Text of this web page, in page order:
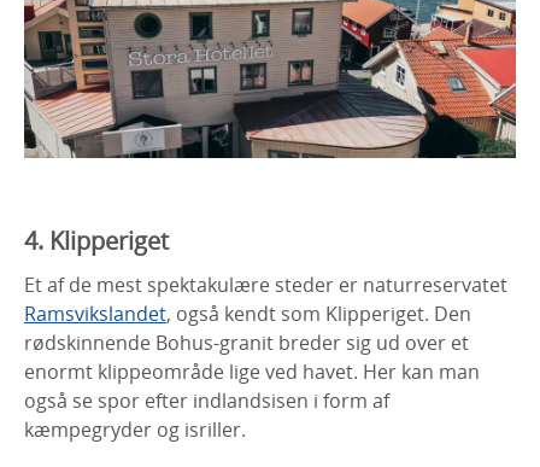
4. Klipperiget
Et af de mest spektakulære steder er naturreservatet
Ramsvikslandet, også kendt som Klipperiget. Den
rødskinnende Bohus-granit breder sig ud over et
enormt klippeområde lige ved havet. Her kan man
også se spor efter indlandsisen i form af
kæmpegryder og isriller.